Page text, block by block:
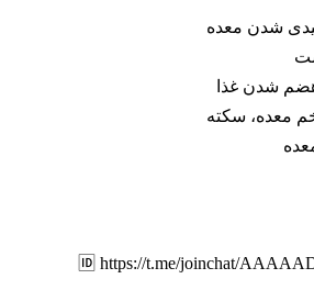
شدن معده
شدن غذا
معده، سکته
🆔 https://t.me/joinchat/